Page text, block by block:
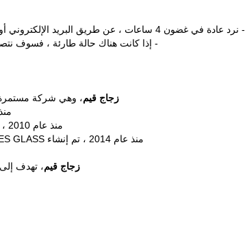
- نرد عادة في غضون 4 ساعات ، عن طريق البريد الإلكتروني أو WhatsApp أو Wechat وما إلى ذلك ؛
- إذا كانت هناك حالة طارئة ، فسوف
زجاج قيم، وهي شركة مستمرة
منذ عام 2005
منذ عام 2010 ، توسعت نطاقاتنا لتشمل زجاج المباني ؛
منذ عام 2014 ، تم إنشاء VALUES GLASS في شنغهاي لتلبية نمو الأعمال ؛
زجاج قيم، تهدف